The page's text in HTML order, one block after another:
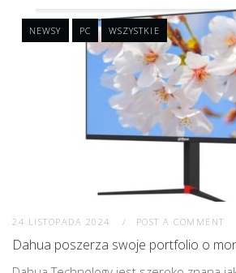
NEWSY PC WSZYSTKIE
24 LISTOPADA 2024 POST A COMMENT
Dahua poszerza swoje portfolio o